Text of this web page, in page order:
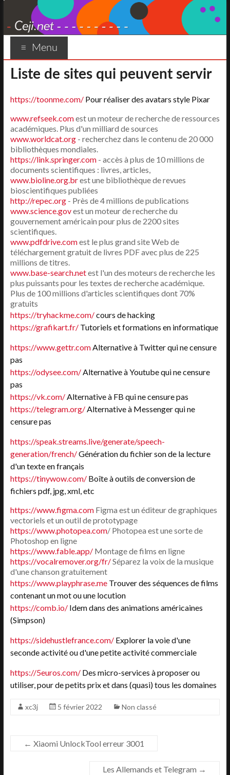
Aller
contenu
Ceji.net
détente
Menu
Liste de sites qui peuvent servir
https://toonme.com/Pour réaliser des avatars style Pixar
www.refseek.comest un moteur de recherche de ressources
académiques. Plus d'un milliard de sources
www.worldcat.org- recherchez dans le contenu de 20 000
bibliothèques mondiales.
https://link.springer.com- accès à plus de 10 millions de
documents scientifiques : livres, articles,
www.bioline.org.brest une bibliothèque de revues
bioscientifiques publiées
http://repec.org- Près de 4 millions de publications
www.science.govest un moteur de recherche du
gouvernement américain pour plus de 2200 sites
scientifiques.
www.pdfdrive.comest le plus grand site Web de
téléchargement gratuit de livres PDF avec plus de 225
millions de titres.
www.base-search.netest l'un des moteurs de recherche les
plus puissants pour les textes de recherche académique.
Plus de 100 millions d'articles scientifiques dont 70%
gratuits
https://tryhackme.com/cours de hacking
https://grafikart.fr/Tutoriels et formations en informatique
https://www.gettr.comAlternative à Twitter qui ne censure
pas
https://odysee.com/Alternative à Youtube qui ne censure
pas
https://vk.com/Alternative à FB qui ne censure pas
https://telegram.org/Alternative à Messenger qui ne
censure pas
https://speak.streams.live/generate/speech-
generation/french/Génération du fichier son de la lecture
d'un texte en français
https://tinywow.com/Boîte à outils de conversion de
fichiers pdf, jpg, xml, etc
https://www.figma.comFigma est un éditeur de graphiques
vectoriels et un outil de prototypage
https://www.photopea.com/ Photopea est une sorte de
Photoshop en ligne
https://www.fable.app/Montage de films en ligne
https://vocalremover.org/fr/Séparez la voix de la musique
d'une chanson gratuitement
https://www.playphrase.meTrouver des séquences de films
contenant un mot ou une locution
https://comb.io/Idem dans des animations américaines
(Simpson)
https://sidehustlefrance.com/Explorer la voie d'une
seconde activité ou d'une petite activité commerciale
https://5euros.com/Des micro-services à proposer ou
utiliser, pour de petits prix et dans (quasi) tous les domaines
xc3j 5 février 2022 Non classé
← Xiaomi UnlockTool erreur 3001
Les Allemands et Telegram →